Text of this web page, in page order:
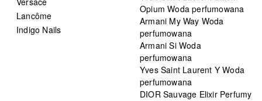
Lancôme
Indigo Nails
Opium Woda perfumowana
Armani My Way Woda
perfumowana
Armani Si Woda
perfumowana
Yves Saint Laurent Y Woda
perfumowana
DIOR Sauvage Elixir Perfumy